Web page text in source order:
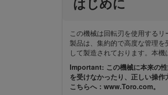
この機械は回転刃を使用する
製品は、集約的で高度な管理
して製造されております。本
Important: この機械に本来の性
を受けなかったり、正しい操
こちらへ：www.Toro.com。